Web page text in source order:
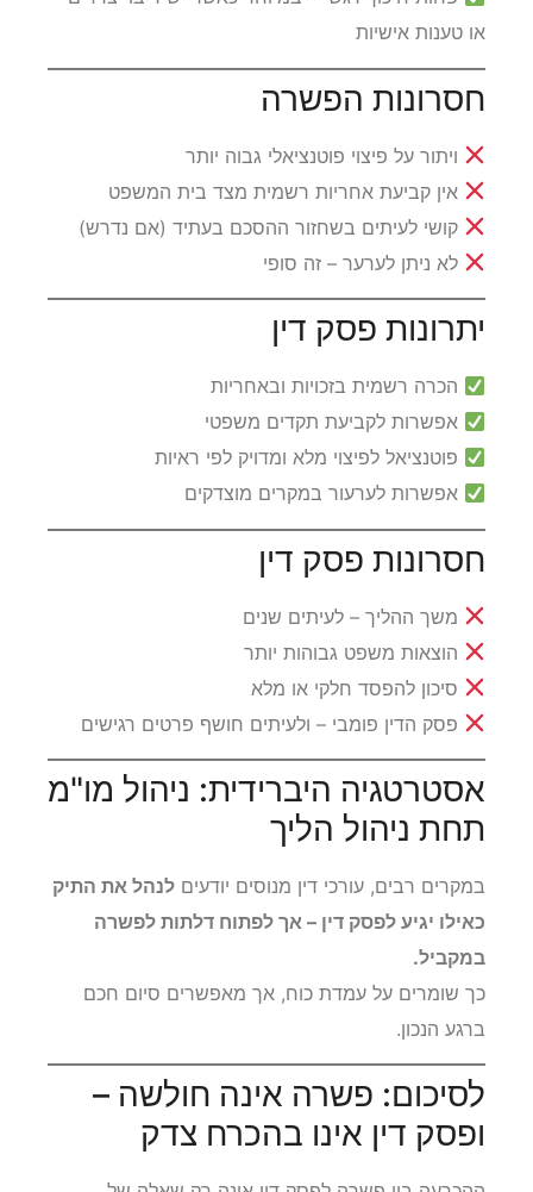
או טענות אישיות
חסרונות הפשרה
ויתור על פיצוי פוטנציאלי גבוה יותר
אין קביעת אחריות רשמית מצד בית המשפט
קושי לעיתים בשחזור ההסכם בעתיד (אם נדרש)
לא ניתן לערער – זה סופי
יתרונות פסק דין
הכרה רשמית בזכויות ובאחריות
אפשרות לקביעת תקדים משפטי
פוטנציאל לפיצוי מלא ומדויק לפי ראיות
אפשרות לערעור במקרים מוצדקים
חסרונות פסק דין
משך ההליך – לעיתים שנים
הוצאות משפט גבוהות יותר
סיכון להפסד חלקי או מלא
פסק הדין פומבי – ולעיתים חושף פרטים רגישים
אסטרטגיה היברידית: ניהול מו"מ
תחת ניהול הליך
במקרים רבים, עורכי דין מנוסים יודעים לנהל את התיק
כאילו יגיע לפסק דין – אך לפתוח דלתות לפשרה
במקביל.
כך שומרים על עמדת כוח, אך מאפשרים סיום חכם
ברגע הנכון.
לסיכום: פשרה אינה חולשה –
ופסק דין אינו בהכרח צדק